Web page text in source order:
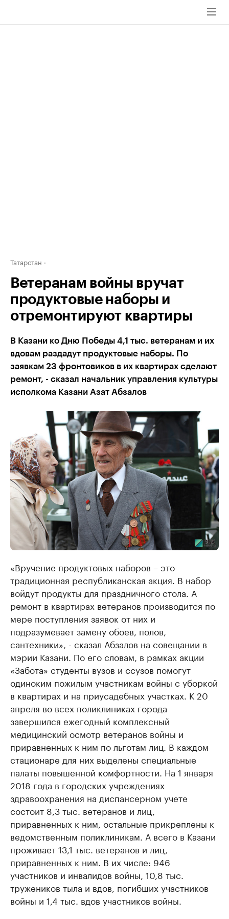
Татарстан
Ветеранам войны вручат
продуктовые наборы и
отремонтируют квартиры
В Казани ко Дню Победы 4,1 тыс. ветеранам и их
вдовам раздадут продуктовые наборы. По
заявкам 23 фронтовиков в их квартирах сделают
ремонт, - сказал начальник управления культуры
исполкома Казани Азат Абзалов
«Вручение продуктовых наборов – это
традиционная республиканская акция. В набор
войдут продукты для праздничного стола. А
ремонт в квартирах ветеранов производится по
мере поступления заявок от них и
подразумевает замену обоев, полов,
сантехники», - сказал Абзалов на совещании в
мэрии Казани. По его словам, в рамках акции
«Забота» студенты вузов и ссузов помогут
одиноким пожилым участникам войны с уборкой
в квартирах и на приусадебных участках. К 20
апреля во всех поликлиниках города
завершился ежегодный комплексный
медицинский осмотр ветеранов войны и
приравненных к ним по льготам лиц. В каждом
стационаре для них выделены специальные
палаты повышенной комфортности. На 1 января
2018 года в городских учреждениях
здравоохранения на диспансерном учете
состоит 8,3 тыс. ветеранов и лиц,
приравненных к ним, остальные прикреплены к
ведомственным поликлиникам. А всего в Казани
проживает 13,1 тыс. ветеранов и лиц,
приравненных к ним. В их числе: 946
участников и инвалидов войны, 10,8 тыс.
тружеников тыла и вдов, погибших участников
войны и 1,4 тыс. вдов участников войны.